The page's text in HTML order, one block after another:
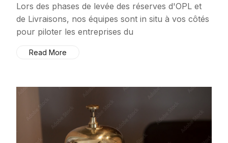
Lors des phases de levée des réserves d'OPL et
de Livraisons, nos équipes sont in situ à vos côtés
pour piloter les entreprises du
Read More